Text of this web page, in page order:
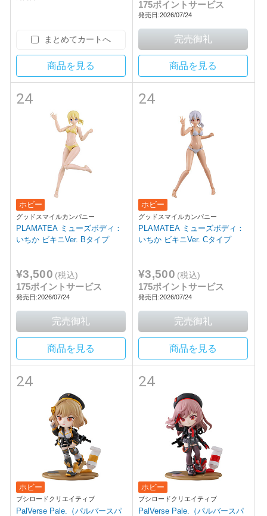
まとめてカートへ
商品を見る
175ポイントサービス
発売日:2026/07/24
商品を見る
24
ホビー
グッドスマイルカンパニー
PLAMATEA ミューズボディ：
いちか ビキニVer. Bタイプ
¥3,500 (税込)
175ポイントサービス
発売日:2026/07/24
商品を見る
24
ホビー
グッドスマイルカンパニー
PLAMATEA ミューズボディ：
いちか ビキニVer. Cタイプ
¥3,500 (税込)
175ポイントサービス
発売日:2026/07/24
商品を見る
24
ホビー
ブシロードクリエイティブ
PalVerse Pale.（パルバースパ
24
ホビー
ブシロードクリエイティブ
PalVerse Pale.（パルバースパ